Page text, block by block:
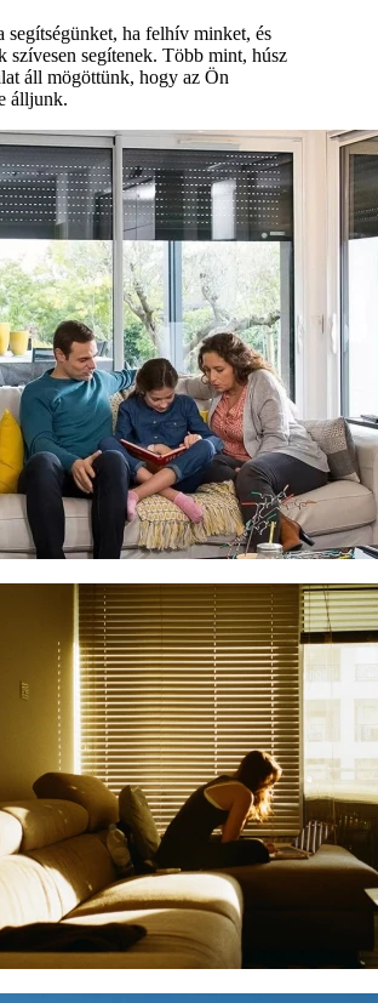
segítségünket, ha felhív minket, és
szívesen segítenek. Több mint, húsz
áll mögöttünk, hogy az Ön
álljunk.